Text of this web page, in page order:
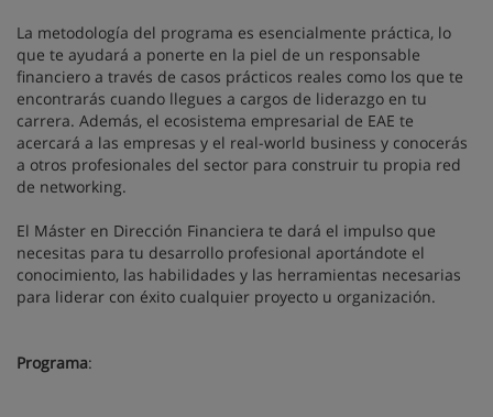
La metodología del programa es esencialmente práctica, lo
que te ayudará a ponerte en la piel de un responsable
financiero a través de casos prácticos reales como los que te
encontrarás cuando llegues a cargos de liderazgo en tu
carrera. Además, el ecosistema empresarial de EAE te
acercará a las empresas y el real-world business y conocerás
a otros profesionales del sector para construir tu propia red
de networking.
El Máster en Dirección Financiera te dará el impulso que
necesitas para tu desarrollo profesional aportándote el
conocimiento, las habilidades y las herramientas necesarias
para liderar con éxito cualquier proyecto u organización.
Programa: